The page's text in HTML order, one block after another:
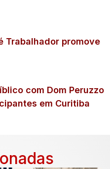
Trabalhador promove
com Dom Peruzzo
em Curitiba